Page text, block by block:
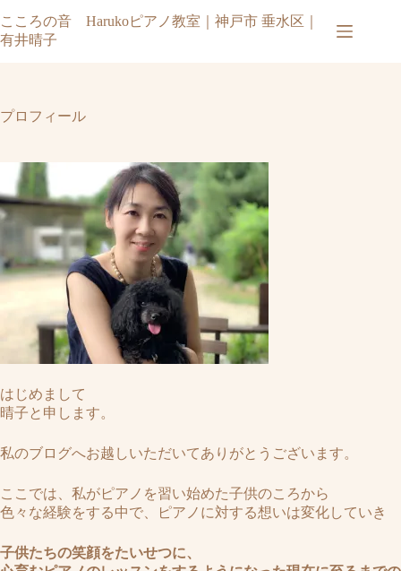
ン
テ
ス
こころの音 Harukoピアノ教室｜神戸市 垂水区｜
有井晴子
プロフィール
はじめまして
晴子 と申します。
私のブログへお越しいただいてありがとうございます。
ここでは、私がピアノを習い始めた子供のころから
色々な経験をする中で、ピアノに対する想いは変化していき
子供たちの笑顔をたいせつに、